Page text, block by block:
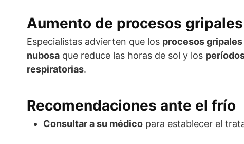
Aumento de procesos gripales
Especialistas advierten que los procesos gripales
nubosa que reduce las horas de sol y los
respiratorias.
Recomendaciones ante el frío
Consultar a su médico para establecer el